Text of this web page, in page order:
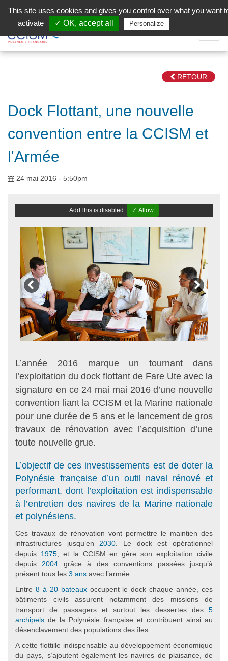
Facebook (Customer Chat) is disabled.
la
RETOUR
Dock Flottant, une nouvelle
convention entre la CCISM et
l'Armée
24 mai 2016 - 5:50pm
AddThis is disabled. ✓ Allow
L’année 2016 marque un tournant dans
l’exploitation du dock flottant de Fare Ute avec la
signature en ce 24 mai mai 2016 d’une nouvelle
convention liant la CCISM et la Marine nationale
pour une durée de 5 ans et le lancement de gros
travaux de rénovation avec l’acquisition d’une
toute nouvelle grue.
L’objectif de ces investissements est de doter la
Polynésie française d’un outil naval rénové et
performant, dont l’exploitation est indispensable
à l’entretien des navires de la Marine nationale
et polynésiens.
Ces travaux de rénovation vont permettre le maintien des
infrastructures jusqu’en 2030 . Le dock est opérationnel
depuis 1975, et la CCISM en gère son exploitation civile
depuis 2004 grâce à des conventions passées jusqu’à
présent tous les 3 ans avec l’armée.
Entre 8 à 20 bateauxoccupent le dock chaque année, ces
bâtiments civils assurent notamment des missions de
transport de passagers et surtout les dessertes des 5
archipels de la Polynésie française et contribuent ainsi au
désenclavement des populations des îles.
A cette flottille indispensable au développement économique
du pays, s’ajoutent également les navires de plaisance, de
This site uses cookies and gives you control over what you want
activate
✓ OK, accept all Personalize